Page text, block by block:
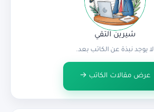
شيرين التقي
لا يوجد نبذة عن الكاتب بعد.
عرض مقالات الكاتب →